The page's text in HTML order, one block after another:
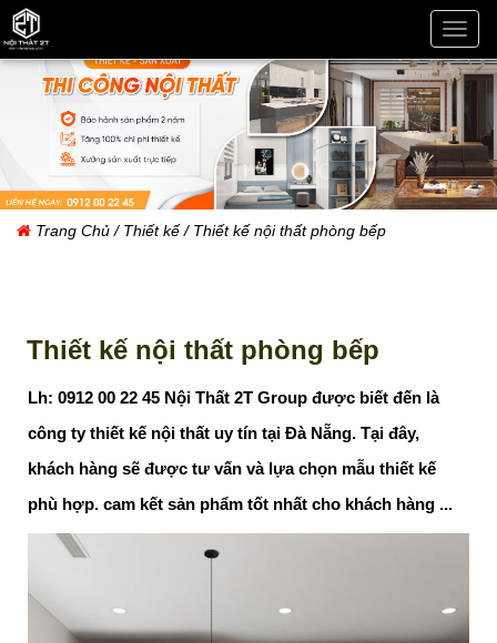
THI
NỘI
ĐÀ
Trang Chủ/Thiết kế/ Thiết kế nội thất phòng bếp
Thiết kế nội thất phòng bếp
Lh: 0912 00 22 45 Nội Thất 2T Group được biết đến là
công ty thiết kế nội thất uy tín tại Đà Nẵng. Tại đây,
khách hàng sẽ được tư vấn và lựa chọn mẫu thiết kế
phù hợp. cam kết sản phẩm tốt nhất cho khách hàng ...